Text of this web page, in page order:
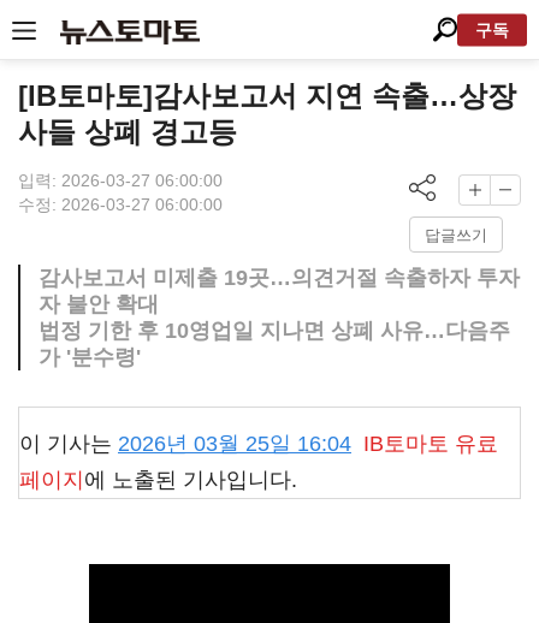
구독
[IB토마토]감사보고서 지연 속출…상장
사들 상폐 경고등
입력: 2026-03-27 06:00:00
수정: 2026-03-27 06:00:00
답글쓰기
감사보고서 미제출 19곳…의견거절 속출하자 투자
자 불안 확대
법정 기한 후 10영업일 지나면 상폐 사유…다음주
가 '분수령'
이 기사는 2026년 03월 25일 16:04 IB토마토 유료
페이지 에 노출된 기사입니다.